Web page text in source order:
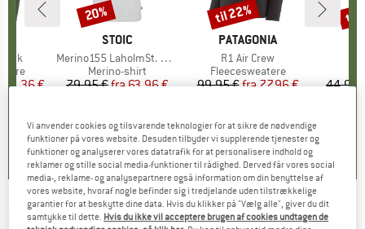
pris
€
)
MÆRKE
STOIC
Artikel
Merino155 LaholmSt. Print T-Shirt Lines
Produktgruppe
Merino-shirt
Pris
79,95 € Nedsat pris
fra63,96 €
4,7(24)
Rabat
20%
MÆRKE
PATAGONIA
Artikel
R1 Air Crew
Produktgruppe
Fleecesweatere
Pris
99,95 € Nedsat pris
fra77,96 €
4,7(18)
Rabat
til 22%
44,95
til
EIN SCHÖNER FLECK ERDE -Boxershorts
Vi anvender cookies og tilsvarende teknologier for at sikre de nødvendige
funktioner på vores website. Desuden tilbyder vi supplerende tjenester og
funktioner og analyserer vores datatrafik for at personalisere indhold og
reklamer og stille social media-funktioner til rådighed. Derved får vores social
media-, reklame- og analysepartnere også information om din benyttelse af
vores website, hvoraf nogle befinder sig i tredjelande uden tilstrækkelige
garantier for at beskytte dine data. Hvis du klikker på "Vælg alle", giver du dit
samtykke til dette. Hvis du ikke vil acceptere brugen af cookies undtagen de